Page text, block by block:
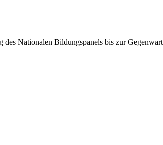
Nationalen Bildungspanels bis zur Gegenwart